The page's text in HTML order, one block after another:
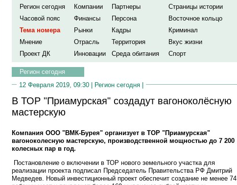
Регион сегодня Компании Партнеры
Страницы истории
Часовой пояс
Финансы Персона
Восточное кольцо
Тема номера
Рынки Кадры
Криминал
Мнение
Отрасль Территория
Вкус жизни
Проект ДК
Инновации Среда обитания Спорт
Регион сегодня
12 Февраля 2019, 09:30 | Регион сегодня |
В ТОР "Приамурская" создадут вагоноколёсную
мастерскую
Компания ООО "ВМК-Бурея" организует в ТОР "Приамурская"
вагоноколесную мастерскую, производственной мощностью до 7 200
колесных пар в год.
Постановление о включении в ТОР нового земельного участка для
реализации проекта подписал Председатель Правительства РФ Дмитрий
Медведев. Новый инвестиционный проект обеспечит создание не менее 74